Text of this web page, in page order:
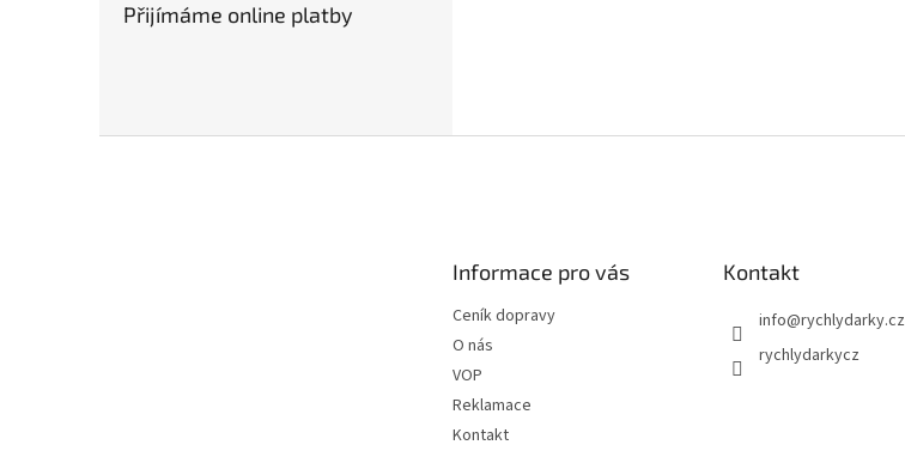
Přijímáme online platby
Informace pro vás
Ceník dopravy
O nás
VOP
Reklamace
Kontakt
Kontakt
info@rychlydarky.cz
rychlydarkycz